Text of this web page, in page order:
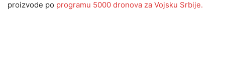
proizvode po programu 5000 dronova za Vojsku Srbije.